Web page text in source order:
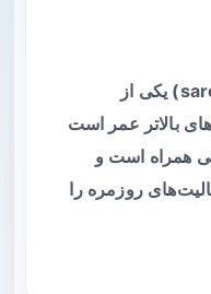
مقدمه پیری عضلانی (sarcopenia) یکی از
بالاتر عمر است
همراه است و
روزمره را